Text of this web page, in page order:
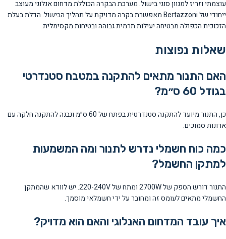
עוצמתי וזריז למגוון סוגי בישול. מערכת הבקרה הכוללת מדחום אנלוגי מעוצב
ייחודי של Bertazzoni מאפשרת בקרה מדויקת על תהליך הבישול. הדלת בעלת
הזכוכית הכפולה מבטיחה יעילות תרמית גבוהה ובטיחות מקסימלית.
שאלות נפוצות
האם התנור מתאים להתקנה במטבח סטנדרטי
בגודל 60 ס״מ?
כן, התנור מיועד להתקנה סטנדרטית בפתח של 60 ס״מ ונבנה להתקנה חלקה עם
ארונות סמוכים.
כמה כוח חשמלי נדרש לתנור ומה המשמעות
למתקן החשמל?
התנור דורש הספק של 2700W ומתח של 220-240V. יש לוודא שהמתקן
החשמלי מתאים לעומס זה ומחובר על ידי חשמלאי מוסמך.
איך עובד המדחום האנלוגי והאם הוא מדויק?